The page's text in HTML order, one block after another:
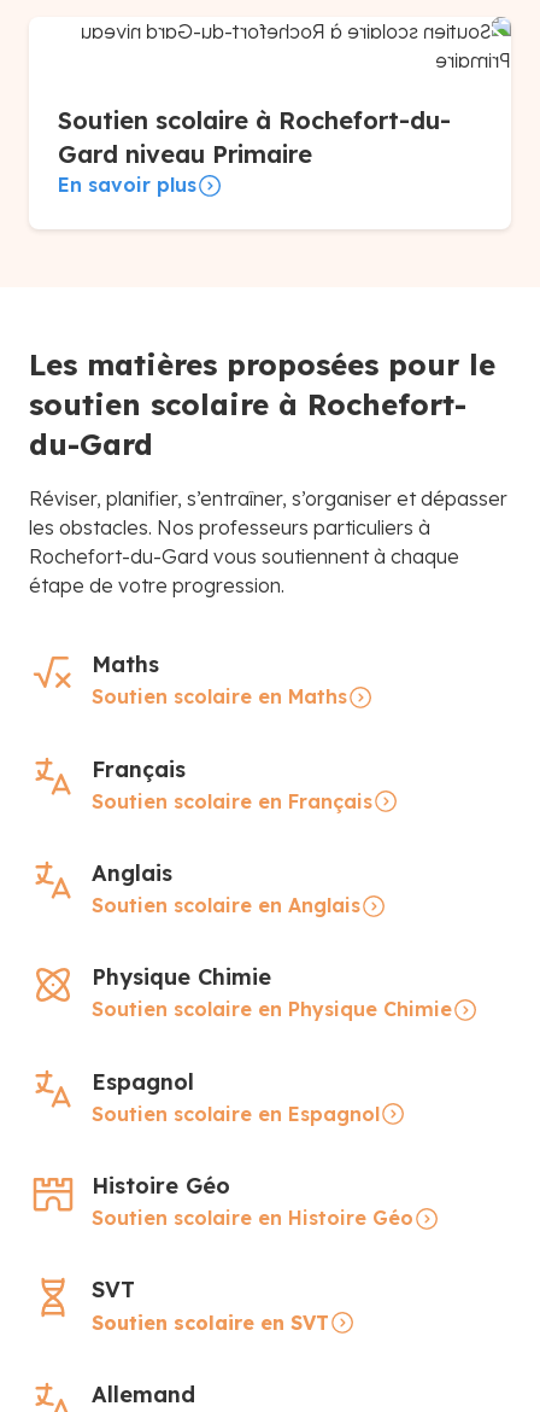
Soutien scolaire à Rochefort-du-
Gard niveau Primaire
En savoir plus
Les matières proposées pour le
soutien scolaire à Rochefort-
du-Gard
Réviser, planifier, s’entraîner, s’organiser et dépasser
les obstacles. Nos professeurs particuliers à
Rochefort-du-Gard vous soutiennent à chaque
étape de votre progression.
Maths
Soutien scolaire en Maths
Français
Soutien scolaire en Français
Anglais
Soutien scolaire en Anglais
Physique Chimie
Soutien scolaire en Physique Chimie
Espagnol
Soutien scolaire en Espagnol
Histoire Géo
Soutien scolaire en Histoire Géo
SVT
Soutien scolaire en SVT
Allemand